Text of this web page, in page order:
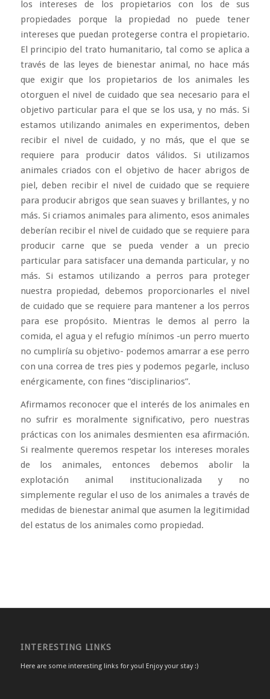
los intereses de los propietarios con los de sus
propiedades porque la propiedad no puede tener
intereses que puedan protegerse contra el propietario.
El principio del trato humanitario, tal como se aplica a
través de las leyes de bienestar animal, no hace más
que exigir que los propietarios de los animales les
otorguen el nivel de cuidado que sea necesario para el
objetivo particular para el que se los usa, y no más. Si
estamos utilizando animales en experimentos, deben
recibir el nivel de cuidado, y no más, que el que se
requiere para producir datos válidos. Si utilizamos
animales criados con el objetivo de hacer abrigos de
piel, deben recibir el nivel de cuidado que se requiere
para producir abrigos que sean suaves y brillantes, y no
más. Si criamos animales para alimento, esos animales
deberían recibir el nivel de cuidado que se requiere para
producir carne que se pueda vender a un precio
particular para satisfacer una demanda particular, y no
más. Si estamos utilizando a perros para proteger
nuestra propiedad, debemos proporcionarles el nivel
de cuidado que se requiere para mantener a los perros
para ese propósito. Mientras le demos al perro la
comida, el agua y el refugio mínimos -un perro muerto
no cumpliría su objetivo- podemos amarrar a ese perro
con una correa de tres pies y podemos pegarle, incluso
enérgicamente, con fines “disciplinarios”.
Afirmamos reconocer que el interés de los animales en
no sufrir es moralmente significativo, pero nuestras
prácticas con los animales desmienten esa afirmación.
Si realmente queremos respetar los intereses morales
de los animales, entonces debemos abolir la
explotación animal institucionalizada y no
simplemente regular el uso de los animales a través de
medidas de bienestar animal que asumen la legitimidad
del estatus de los animales como propiedad.
INTERESTING LINKS
Here are some interesting links for you! Enjoy your stay :)